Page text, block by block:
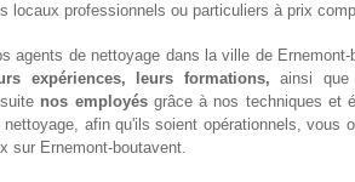
locaux professionnels ou particuliers à prix
agents de nettoyage dans la ville de
expériences, leurs formations, ainsi que
nos employésgrâce à nos techniques et
nettoyage, afin qu'ils soient opérationnels, vous
sur Ernemont-boutavent.